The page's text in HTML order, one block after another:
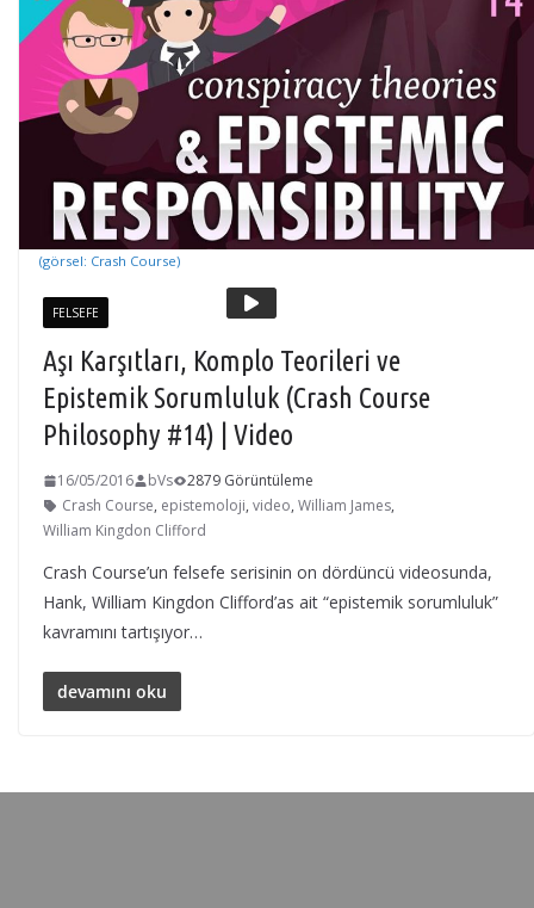
(görsel: Crash Course)
FELSEFE
Aşı Karşıtları, Komplo Teorileri ve
Epistemik Sorumluluk (Crash Course
Philosophy #14) | Video
16/05/2016 bVs
2879 Görüntüleme
Crash Course, epistemoloji, video, William James,
William Kingdon Clifford
Crash Course’un felsefe serisinin on dördüncü videosunda,
Hank, William Kingdon Clifford’as ait “epistemik sorumluluk”
kavramını tartışıyor…
devamını oku